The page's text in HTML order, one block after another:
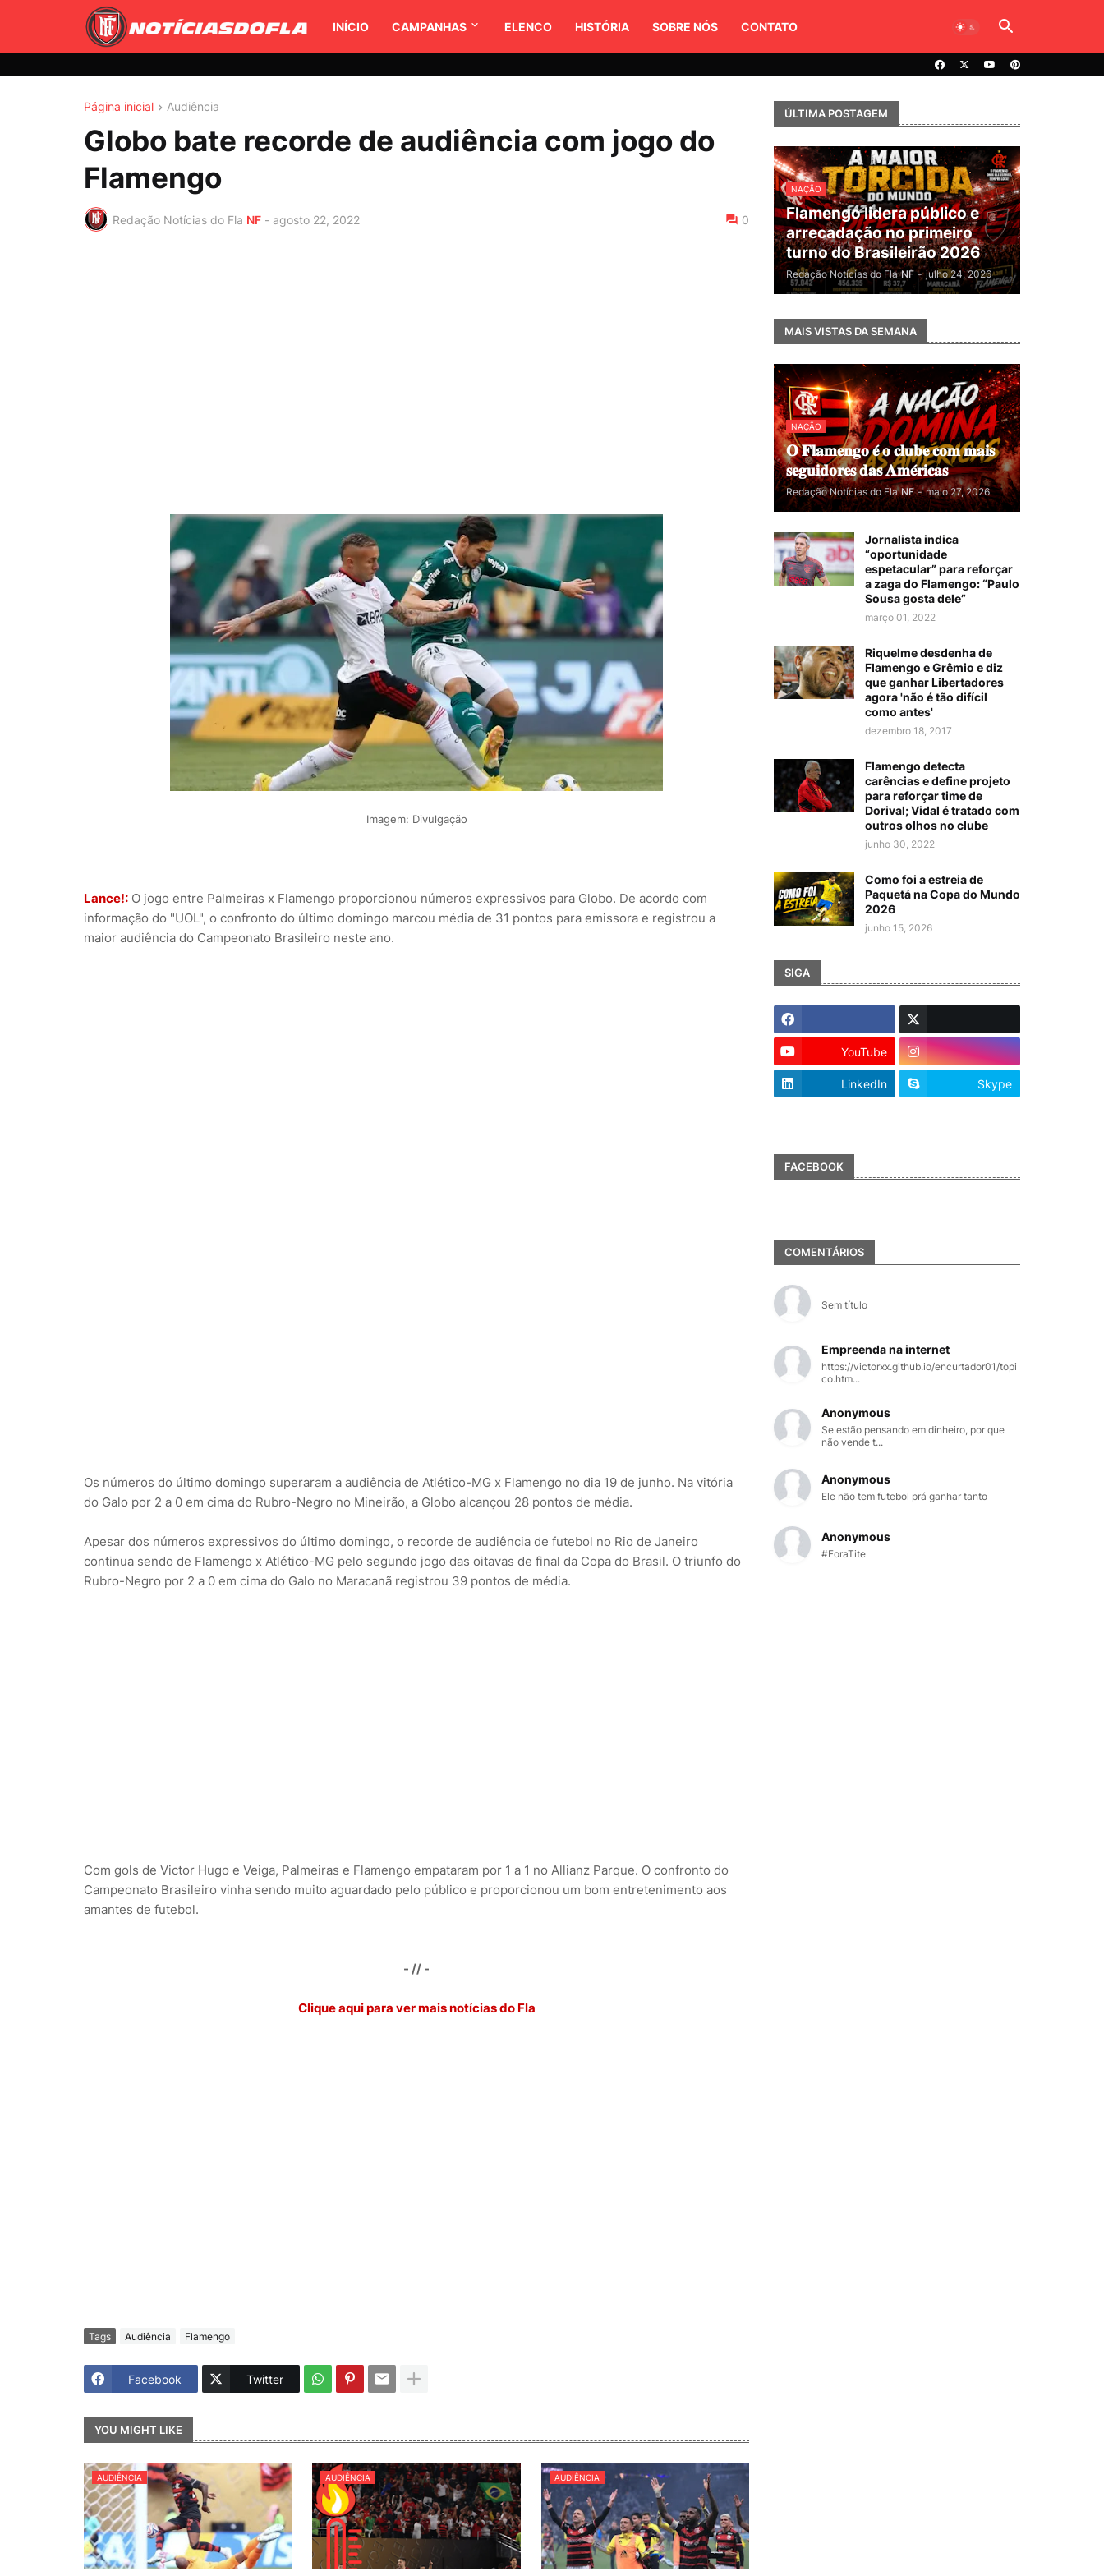
INÍCIO CAMPANHAS ELENCO HISTÓRIA SOBRE NÓS CONTATO
Página inicial Audiência
Globo bate recorde de audiência com jogo do
Flamengo
Redação Notícias do Fla NF - agosto 22, 2022 0
Imagem: Divulgação
Lance!: O jogo entre Palmeiras x Flamengo proporcionou números expressivos para Globo. De acordo com
informação do "UOL", o confronto do último domingo marcou média de 31 pontos para emissora e registrou a
maior audiência do Campeonato Brasileiro neste ano.
Os números do último domingo superaram a audiência de Atlético-MG x Flamengo no dia 19 de junho. Na vitória
do Galo por 2 a 0 em cima do Rubro-Negro no Mineirão, a Globo alcançou 28 pontos de média.
Apesar dos números expressivos do último domingo, o recorde de audiência de futebol no Rio de Janeiro
continua sendo de Flamengo x Atlético-MG pelo segundo jogo das oitavas de final da Copa do Brasil. O triunfo do
Rubro-Negro por 2 a 0 em cima do Galo no Maracanã registrou 39 pontos de média.
Com gols de Victor Hugo e Veiga, Palmeiras e Flamengo empataram por 1 a 1 no Allianz Parque. O confronto do
Campeonato Brasileiro vinha sendo muito aguardado pelo público e proporcionou um bom entretenimento aos
amantes de futebol.
- // -
Clique aqui para ver mais notícias do Fla
Tags Audiência Flamengo
Facebook Twitter
YOU MIGHT LIKE
AUDIÊNCIA AUDIÊNCIA AUDIÊNCIA
ÚLTIMA POSTAGEM
NAÇÃO
Flamengo lidera público e
arrecadação no primeiro
turno do Brasileirão 2026
Redação Notícias do Fla NF - julho 24, 2026
MAIS VISTAS DA SEMANA
NAÇÃO
𝐎 𝐅𝐥𝐚𝐦𝐞𝐧𝐠𝐨 𝐞́ 𝐨 𝐜𝐥𝐮𝐛𝐞 𝐜𝐨𝐦 𝐦𝐚𝐢𝐬
𝐬𝐞𝐠𝐮𝐢𝐝𝐨𝐫𝐞𝐬 𝐝𝐚𝐬 𝐀𝐦𝐞́𝐫𝐢𝐜𝐚𝐬
Redação Notícias do Fla NF - maio 27, 2026
Jornalista indica
“oportunidade
espetacular” para reforçar
a zaga do Flamengo: “Paulo
Sousa gosta dele”
março 01, 2022
Riquelme desdenha de
Flamengo e Grêmio e diz
que ganhar Libertadores
agora 'não é tão difícil
como antes'
dezembro 18, 2017
Flamengo detecta
carências e define projeto
para reforçar time de
Dorival; Vidal é tratado com
outros olhos no clube
junho 30, 2022
Como foi a estreia de
Paquetá na Copa do Mundo
2026
junho 15, 2026
SIGA
YouTube
LinkedIn Skype
FACEBOOK
COMENTÁRIOS
Sem título
Empreenda na internet
https://victorxx.github.io/encurtador01/topi
co.htm...
Anonymous
Se estão pensando em dinheiro, por que
não vende t...
Anonymous
Ele não tem futebol prá ganhar tanto
Anonymous
#ForaTite